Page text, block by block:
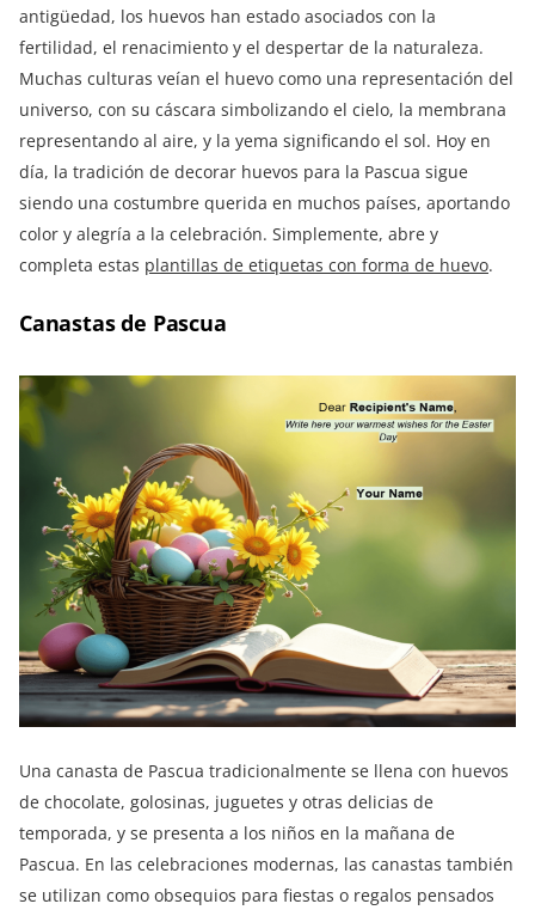
antigüedad, los huevos han estado asociados con la
fertilidad, el renacimiento y el despertar de la naturaleza.
Muchas culturas veían el huevo como una representación del
universo, con su cáscara simbolizando el cielo, la membrana
representando al aire, y la yema significando el sol. Hoy en
día, la tradición de decorar huevos para la Pascua sigue
siendo una costumbre querida en muchos países, aportando
color y alegría a la celebración. Simplemente, abre y
completa estas plantillas de etiquetas con forma de huevo.
Canastas de Pascua
Una canasta de Pascua tradicionalmente se llena con huevos
de chocolate, golosinas, juguetes y otras delicias de
temporada, y se presenta a los niños en la mañana de
Pascua. En las celebraciones modernas, las canastas también
se utilizan como obsequios para fiestas o regalos pensados